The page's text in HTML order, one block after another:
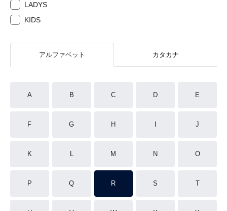
LADYS
KIDS
アルファベット カタカナ
A B C D E
F G H J
K L M N O
P Q R S T